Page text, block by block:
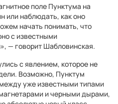
поле Пунктума на
или наблюдать, как оно
начать понимать, что
с известными
— говорит Шабловинская.
с явлением, которое не
Возможно, Пунктум
уже известными типами
и черными дырами,